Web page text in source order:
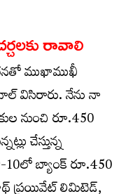
రావాలి
ముఖాముఖీ
విసిరారు. నేను నా
నుంచి రూ.450
చేస్తున్న
బ్యాంక్ రూ.450